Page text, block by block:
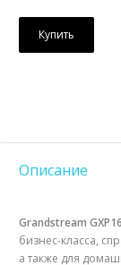
Купить
Описание
Grandstream
бизнес-класса,
а также для